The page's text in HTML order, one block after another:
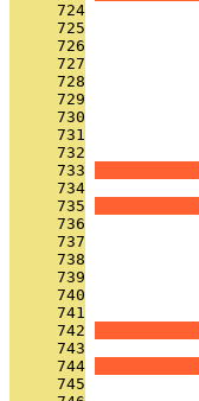
     724
     725
     726
     727
     728
     729
     730
     731
     732
     733
     734
     735
     736
     737
     738
     739
     740
     741
     742
     743
     744
     745